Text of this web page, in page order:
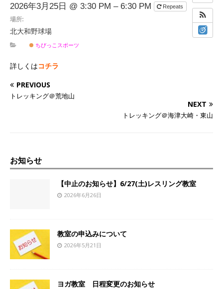
2026年3月25日 @ 3:30 PM – 6:30 PM Repeats
場所:
北大和野球場
ちびっこスポーツ
詳しくはコチラ
PREVIOUS
トレッキング＠荒地山
NEXT
トレッキング＠海津大崎・東山
お知らせ
【中止のお知らせ】6/27(土)レスリング教室
2026年6月26日
教室の申込みについて
2026年5月21日
ヨガ教室 日程変更のお知らせ